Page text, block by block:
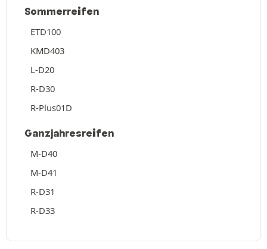
Sommerreifen
ETD100
KMD403
L-D20
R-D30
R-Plus01D
Ganzjahresreifen
M-D40
M-D41
R-D31
R-D33